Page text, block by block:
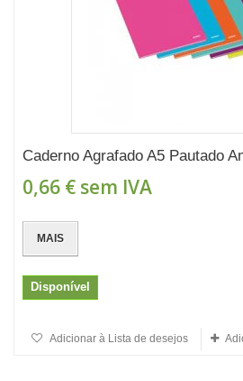
Caderno Agrafado A5 Pautado
0,66 € sem IVA
MAIS
Disponível
Adicionar à Lista de desejos